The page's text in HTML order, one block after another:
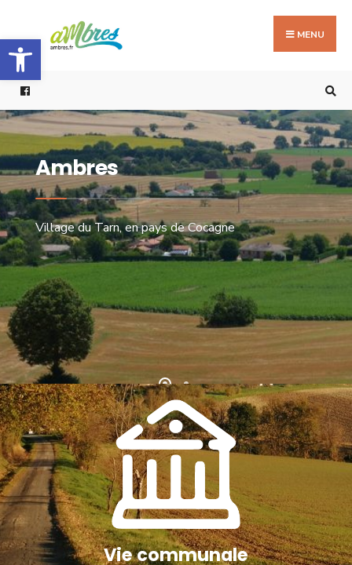
Ouvrir la barre d’outils MENU
Ambres
Village du Tarn, en pays de Cocagne
Vie communale